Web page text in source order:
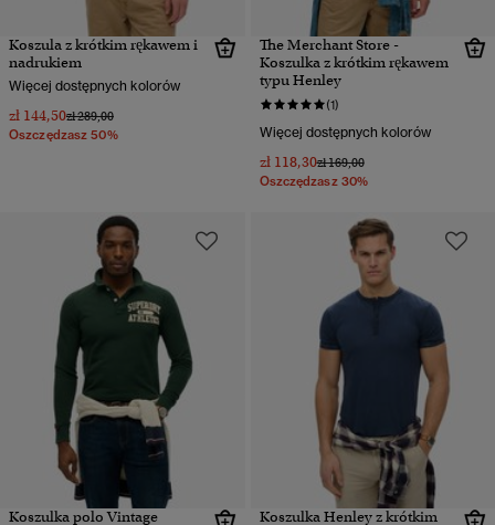
Koszula z krótkim rękawem i
nadrukiem
Więcej dostępnych kolorów
zł 144,50Cena obniżona od
zł 289,00do
Oszczędzasz 50%
The Merchant Store -
Koszulka z krótkim rękawem
typu Henley
(1)
Więcej dostępnych kolorów
zł 118,30Cena obniżona od
zł 169,00do
Oszczędzasz 30%
Koszulka polo Vintage Koszulka Henley z krótkim